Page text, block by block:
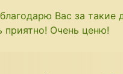
Вас за такие
приятно! Очень ценю!